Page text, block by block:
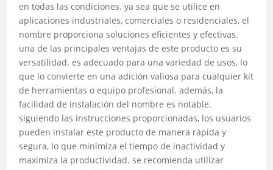
en todas las condiciones. ya sea que se utilice en
aplicaciones industriales, comerciales o residenciales, el
nombre proporciona soluciones eficientes y efectivas.
una de las principales ventajas de este producto es su
versatilidad. es adecuado para una variedad de usos, lo
que lo convierte en una adición valiosa para cualquier kit
de herramientas o equipo profesional. además, la
facilidad de instalación del nombre es notable.
siguiendo las instrucciones proporcionadas, los usuarios
pueden instalar este producto de manera rápida y
segura, lo que minimiza el tiempo de inactividad y
maximiza la productividad. se recomienda utilizar